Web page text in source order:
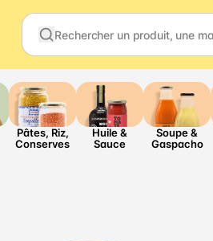
Pâtes, Riz,
Conserves
Huile &
Sauce
Soupe &
Gaspacho